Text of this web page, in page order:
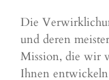
Die
und deren
Mission, die wir
Ihnen